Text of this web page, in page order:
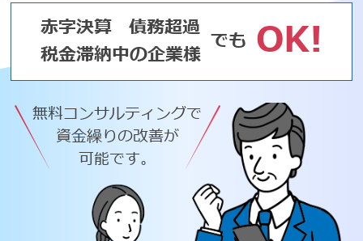
赤字決算
債務超過
税金滞納中の企業様 でも OK!
無料コンサルティングで
資金繰りの改善が
可能です。